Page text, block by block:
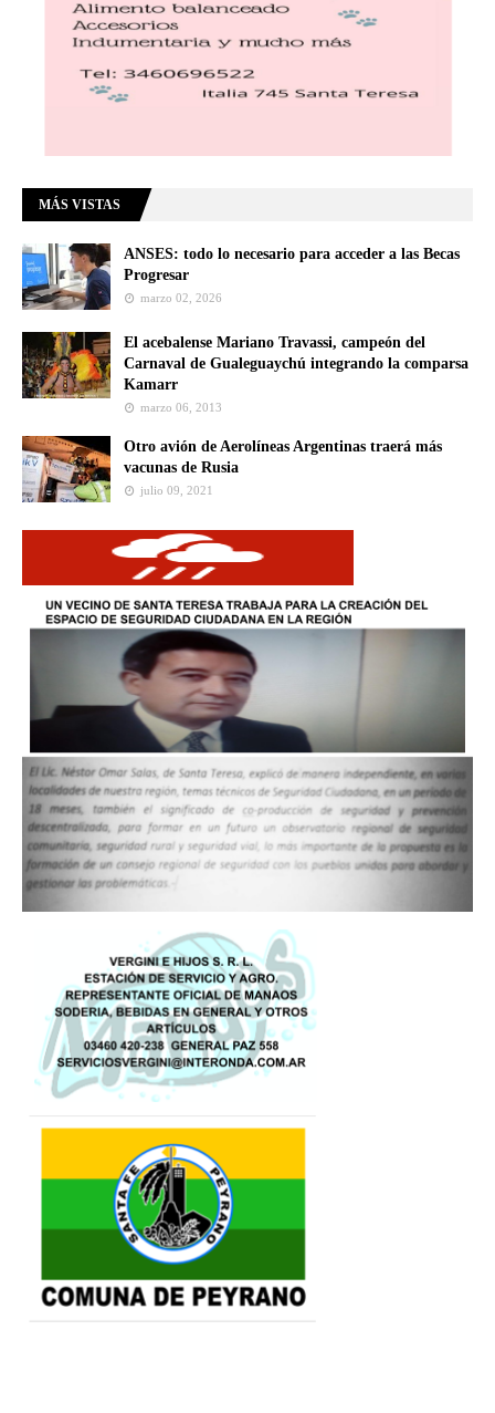
MÁS VISTAS
ANSES: todo lo necesario para acceder a las Becas
Progresar
marzo 02, 2026
El acebalense Mariano Travassi, campeón del
Carnaval de Gualeguaychú integrando la comparsa
Kamarr
marzo 06, 2013
Otro avión de Aerolíneas Argentinas traerá más
vacunas de Rusia
julio 09, 2021